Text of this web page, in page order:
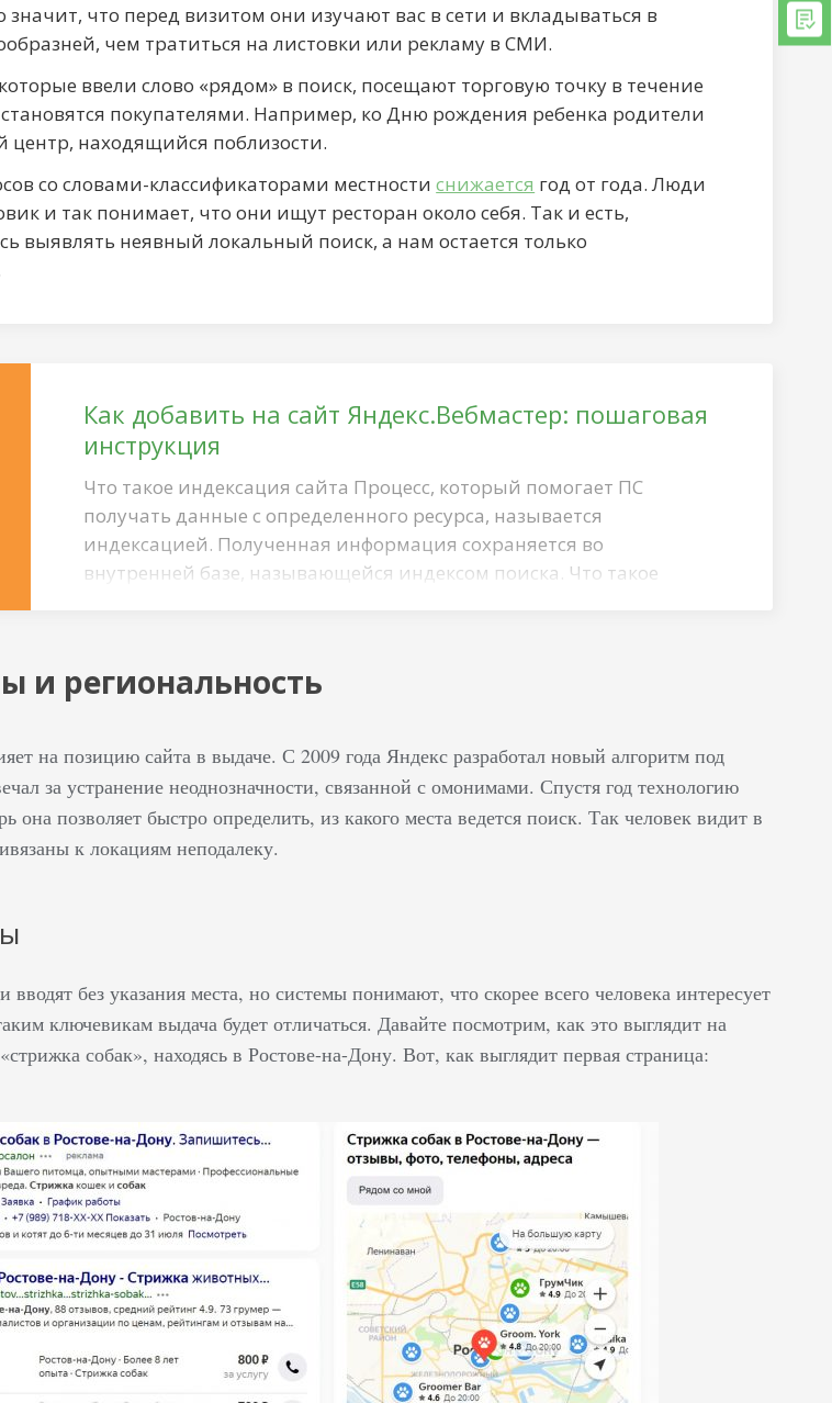
значит, что перед визитом они изучают вас в сети и вкладываться в
чем тратиться на листовки или рекламу в СМИ.
ввели слово «рядом» в поиск, посещают торговую точку в течение
покупателями. Например, ко Дню рождения ребенка родители
центр, находящийся поблизости.
со словами-классификаторами местностиснижается год от года. Люди
и так понимает, что они ищут ресторан около себя. Так и есть,
выявлять неявный локальный поиск, а нам остается только
Как добавить на сайт Яндекс.Вебмастер: пошаговая
инструкция
Что такое индексация сайта Процесс, который помогает ПС
получать данные с определенного ресурса, называется
индексацией. Полученная информация сохраняется во
внутренней базе, называющейся индексом поиска. Что такое
ошибки, в том числе и критические, понижающие позицию
популярность он получил у специалистов из России и некоторых
других стран СНГ. Он открыто предоставляет основные…
и региональность
на позицию сайта в выдаче. С 2009 года Яндекс разработал новый алгоритм под
за устранение неоднозначности, связанной с омонимами. Спустя год технологию
она позволяет быстро определить, из какого места ведется поиск. Так человек видит в
к локациям неподалеку.
без указания места, но системы понимают, что скорее всего человека интересует
ключевикам выдача будет отличаться. Давайте посмотрим, как это выглядит на
собак», находясь в Ростове-на-Дону. Вот, как выглядит первая страница: